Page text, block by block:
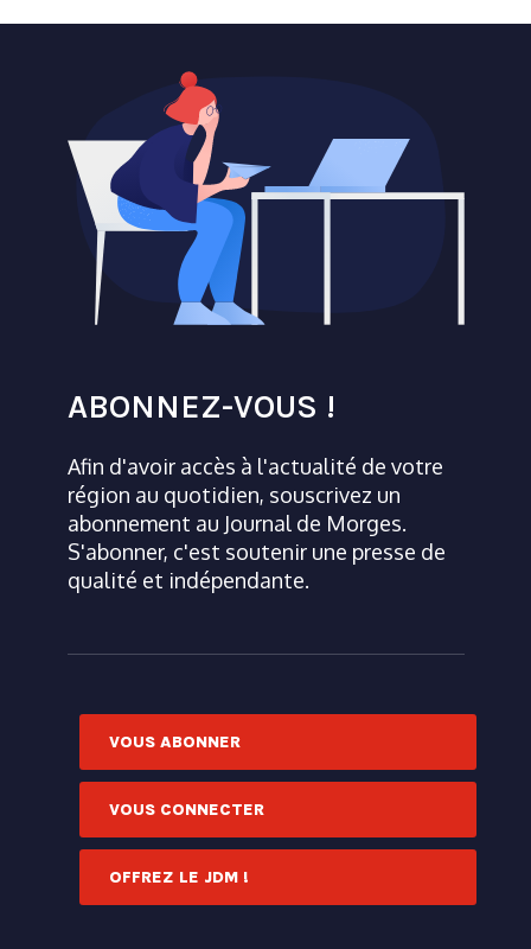
ABONNEZ-VOUS !
Afin d'avoir accès à l'actualité de votre
région au quotidien, souscrivez un
abonnement au Journal de Morges.
S'abonner, c'est soutenir une presse de
qualité et indépendante.
VOUS ABONNER
VOUS CONNECTER
OFFREZ LE JDM !